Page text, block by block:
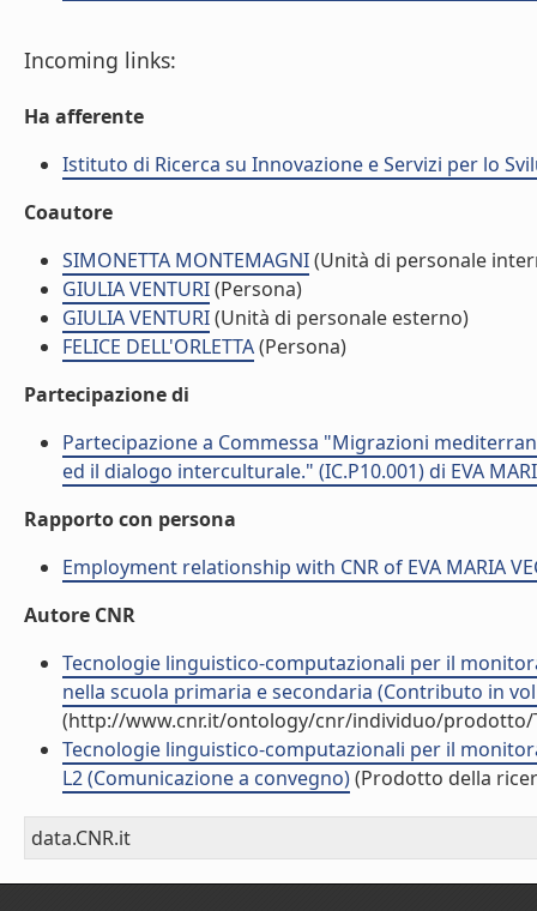
Incoming links:
Ha afferente
Istituto di Ricerca su Innovazione e Servizi per lo
Coautore
SIMONETTA MONTEMAGNI(Unità di personale
GIULIA VENTURI(Persona)
GIULIA VENTURI(Unità di personale esterno)
FELICE DELL'ORLETTA(Persona)
Partecipazione di
Partecipazione a Commessa "Migrazioni
ed il dialogo interculturale." (IC.P10.001) di EVA
Rapporto con persona
Employment relationship with CNR of EVA MARIA
Autore CNR
Tecnologie linguistico-computazionali per il
nella scuola primaria e secondaria (Contributo in
(http://www.cnr.it/ontology/cnr/individuo/prodotto/
Tecnologie linguistico-computazionali per il
L2 (Comunicazione a convegno)(Prodotto della
data.CNR.it